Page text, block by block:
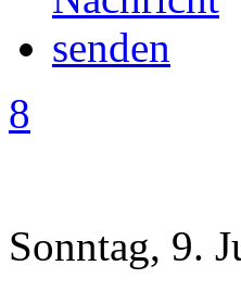
8
Sonntag, 9.